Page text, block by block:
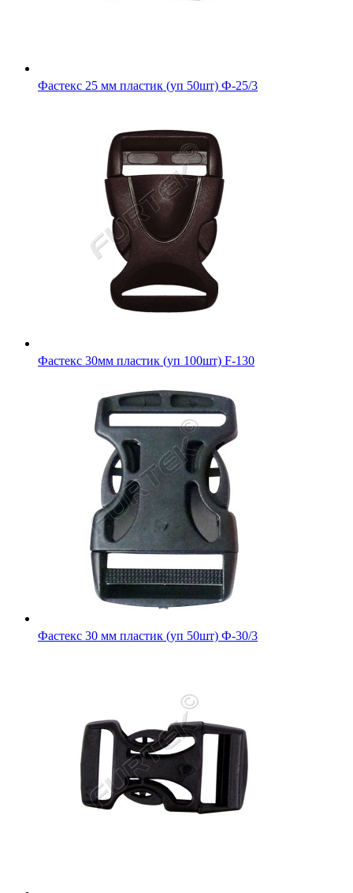
Фастекс 25 мм пластик (уп 50шт) Ф-25/3
Фастекс 30мм пластик (уп 100шт) F-130
Фастекс 30 мм пластик (уп 50шт) Ф-30/3